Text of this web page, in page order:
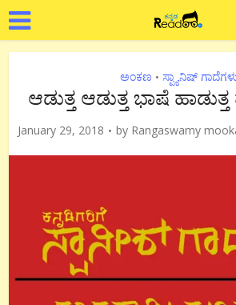
ಅಂಕಣ • ಸ್ಪ್ಯಾನಿಷ್
ಆಡುತ್ತ ಆಡುತ್ತ ಭಾಷೆ ಹಾಡುತ್ತ
January 29, 2018 by Rangaswamy